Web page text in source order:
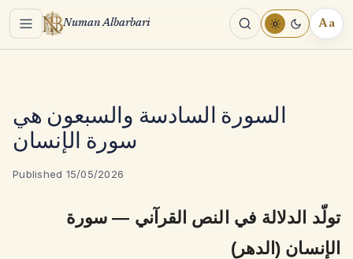
Menu Numan Albarbari Aa
السورة السادسة والسبعون هي
سورة الإنسان
Published 15/05/2026
تولّد الدلالة في النص القرآني — سورة
الإنسان (الدهر)